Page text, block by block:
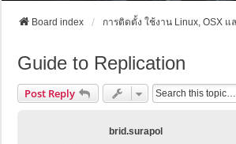
Board index การติดตั้ง ใช้งาน Linux, OSX แ
Guide to Replication
Post Reply
brid.surapol